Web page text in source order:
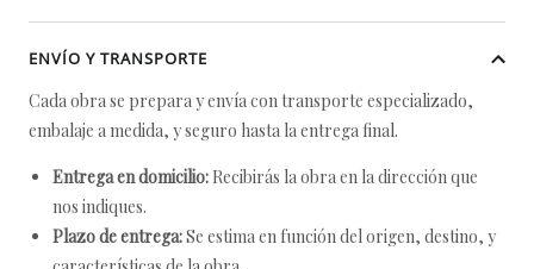
ENVÍO Y TRANSPORTE
Cada obra se prepara y envía con transporte especializado,
embalaje a medida, y seguro hasta la entrega final.
Entrega en domicilio: Recibirás la obra en la dirección que
nos indiques.
Plazo de entrega:Se estima en función del origen, destino, y